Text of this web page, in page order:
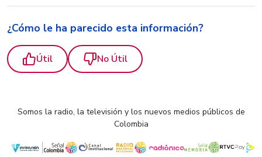
¿Cómo le ha parecido esta información?
Útil No Útil
Somos la radio, la televisión y los nuevos medios públicos de
Colombia